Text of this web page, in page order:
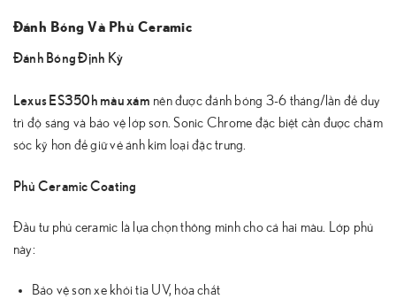
Đánh Bóng Và Phủ Ceramic
Đánh Bóng Định Kỳ
Lexus ES350h màu xám nên được đánh bóng 3-6 tháng/lần để duy
trì độ sáng và bảo vệ lớp sơn. Sonic Chrome đặc biệt cần được chăm
sóc kỹ hơn để giữ vẻ ánh kim loại đặc trưng.
Phủ Ceramic Coating
Đầu tư phủ ceramic là lựa chọn thông minh cho cả hai màu. Lớp phủ
này:
Bảo vệ sơn xe khỏi tia UV, hóa chất